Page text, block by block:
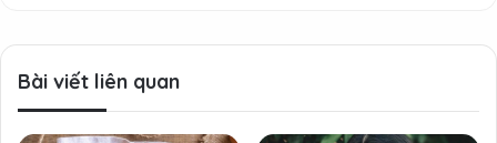
Bài viết liên quan